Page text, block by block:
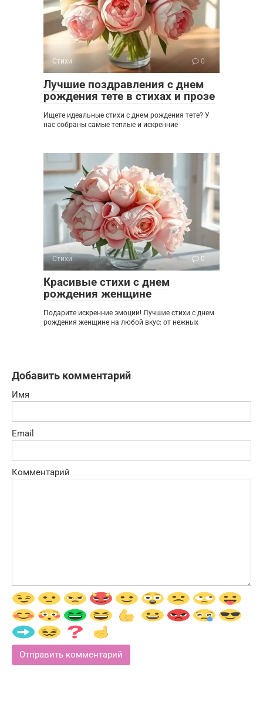
Стихи 0
Лучшие поздравления с днем
рождения тете в стихах и прозе
Ищете идеальные стихи с днем рождения тете? У
нас собраны самые теплые и искренние
Стихи 0
Красивые стихи с днем
рождения женщине
Подарите искренние эмоции! Лучшие стихи с днем
рождения женщине на любой вкус: от нежных
Добавить комментарий
Имя
Email
Комментарий